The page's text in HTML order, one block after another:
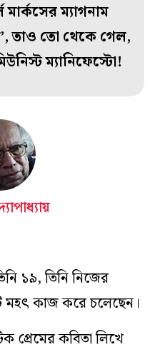
ম্যাগনাম
তাও তো থেকে গেল,
ম্যানিফেস্টো!
১৯, তিনি নিজের
মহৎ কাজ করে চলেছেন।
প্রেমের কবিতা লিখে